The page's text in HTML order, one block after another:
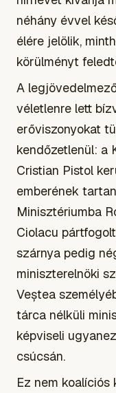
néhány évvel
élére jelölik,
körülményt
A
véletlenre lett
erőviszonyokat
kendőzetlenül: a
Cristian Pistol
emberének
Minisztériumba
Ciolacu
szárnya pedig
miniszterelnöki
Veștea
tárca nélküli
képviseli
csúcsán.
Ez nem koalíciós